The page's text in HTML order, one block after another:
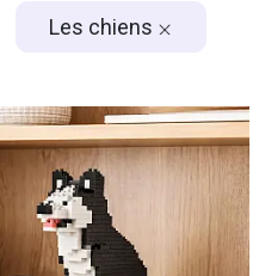
Les chiens